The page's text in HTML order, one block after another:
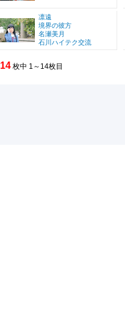
凛遠
境界の彼方
名瀬美月
石川ハイテク交流
14 枚中 1～14枚目